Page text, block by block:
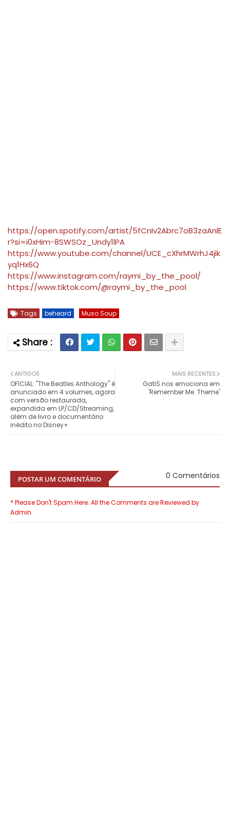
https://open.spotify.com/artist/5fCnIv2Abrc7oB3zaAnlE
r?si=i0xHim-8SWSOz_Undy1lPA
https://www.youtube.com/channel/UCE_cXhrMWrhJ4jik
yq1Hx6Q
https://www.instagram.com/raymi_by_the_pool/
https://www.tiktok.com/@raymi_by_the_pool
Tags beheard Muso Soup
MAIS RECENTES
GatiS nos emociona em
'Remember Me. Theme'
ANTIGOS
OFICIAL: "The Beatles Anthology" é
anunciado em 4 volumes, agora
com versão restaurada,
expandida em LP/CD/Streaming,
além de livro e documentário
inédito no Disney+
POSTAR UM COMENTÁRIO 0 Comentários
* Please Don't Spam Here. All the Comments are Reviewed by
Admin.